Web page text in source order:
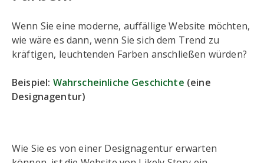
Wenn Sie eine moderne, auffällige Website möchten,
wie wäre es dann, wenn Sie sich dem Trend zu
kräftigen, leuchtenden Farben anschließen würden?
Beispiel: Wahrscheinliche Geschichte (eine
Designagentur)
Wie Sie es von einer Designagentur erwarten